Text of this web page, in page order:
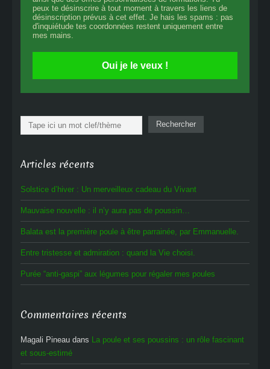
peux te désinscrire à tout moment à travers les liens de
désinscription prévus à cet effet. Je hais les spams : pas
d'inquiétude tes coordonnées restent uniquement entre
mes mains.
Oui je le veux !
Rechercher Rechercher
Articles récents
Solstice d’hiver : Un merveilleux cadeau du Vivant
Mauvaise nouvelle : il n’y aura pas de poussin…
Balata est la première poule à être parrainée, par Emmanuelle.
Entre tristesse et admiration : quand la Vie choisi.
Purée “anti-gaspi” aux légumes pour régaler mes poules
Commentaires récents
Magali Pineau dans La poule et ses poussins : un rôle fascinant
et sous-estimé